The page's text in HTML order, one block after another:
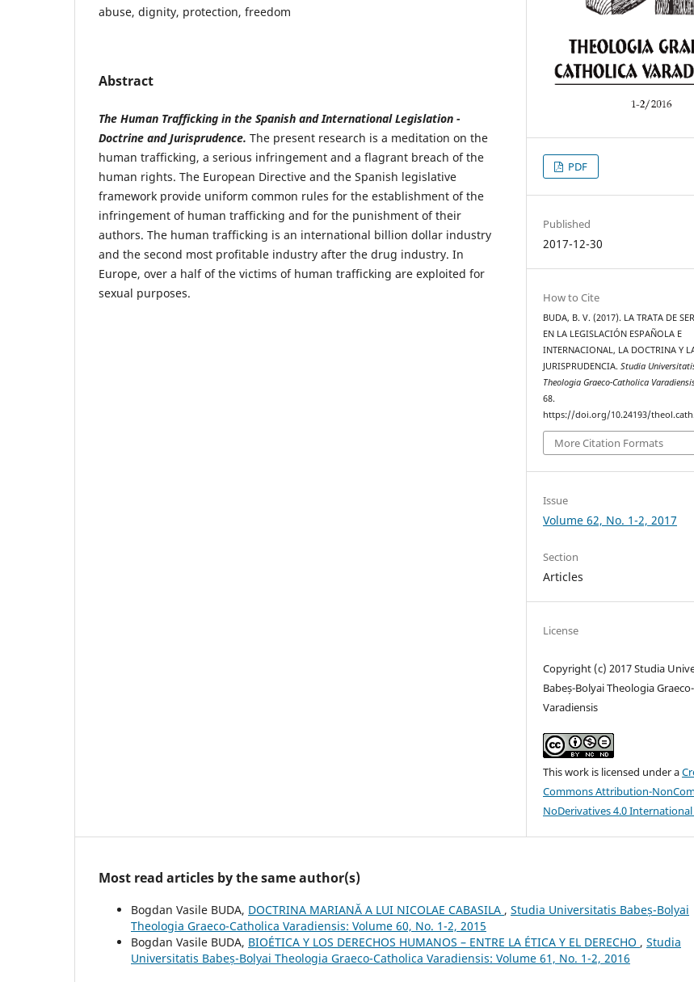
abuse, dignity, protection, freedom
Abstract
The Human Trafficking in the Spanish and International Legislation -
Doctrine and Jurisprudence. The present research is a meditation on the
human trafficking, a serious infringement and a flagrant breach of the
human rights. The European Directive and the Spanish legislative
framework provide uniform common rules for the establishment of the
infringement of human trafficking and for the punishment of their
authors. The human trafficking is an international billion dollar industry
and the second most profitable industry after the drug industry. In
Europe, over a half of the victims of human trafficking are exploited for
sexual purposes.
PDF
Published
2017-12-30
How to Cite
BUDA, B. V. (2017). LA TRATA DE
EN LA LEGISLACIÓN ESPAÑOLA E
INTERNACIONAL, LA DOCTRINA Y
JURISPRUDENCIA.Studia
Theologia Graeco-Catholica
68.
https://doi.org/10.24193/
More Citation Formats
Issue
Volume 62, No. 1-2, 2017
Section
Articles
License
Copyright (c) 2017 Studia
Babeș-Bolyai Theologia
Varadiensis
This work is licensed under a
Commons Attribution-
NoDerivatives 4.0 International
Most read articles by the same author(s)
Bogdan Vasile BUDA, DOCTRINA MARIANĂ A LUI NICOLAE CABASILA , Studia Universitatis Babeș-Bolyai
Theologia Graeco-Catholica Varadiensis: Volume 60, No. 1-2, 2015
Bogdan Vasile BUDA, BIOÉTICA Y LOS DERECHOS HUMANOS – ENTRE LA ÉTICA Y EL DERECHO , Studia
Universitatis Babeș-Bolyai Theologia Graeco-Catholica Varadiensis: Volume 61, No. 1-2, 2016